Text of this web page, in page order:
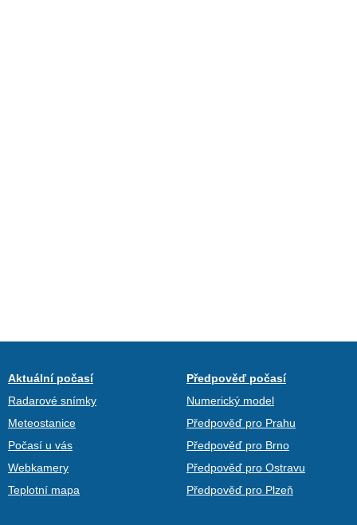
Aktuální počasí
Radarové snímky
Meteostanice
Počasí u vás
Webkamery
Teplotní mapa
Předpověď počasí
Numerický model
Předpověď pro Prahu
Předpověď pro Brno
Předpověď pro Ostravu
Předpověď pro Plzeň